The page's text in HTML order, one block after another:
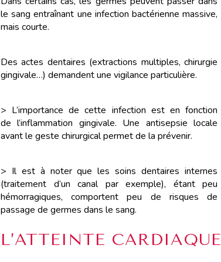
le sang entraînant une infection bactérienne massive,
mais courte.
Des actes dentaires (extractions multiples, chirurgie
gingivale…) demandent une vigilance particulière.
> L’importance de cette infection est en fonction
de l’inflammation gingivale. Une antisepsie locale
avant le geste chirurgical permet de la prévenir.
> Il est à noter que les soins dentaires internes
(traitement d’un canal par exemple), étant peu
hémorragiques, comportent peu de risques de
passage de germes dans le sang.
L’ATTEINTE CARDIAQUE